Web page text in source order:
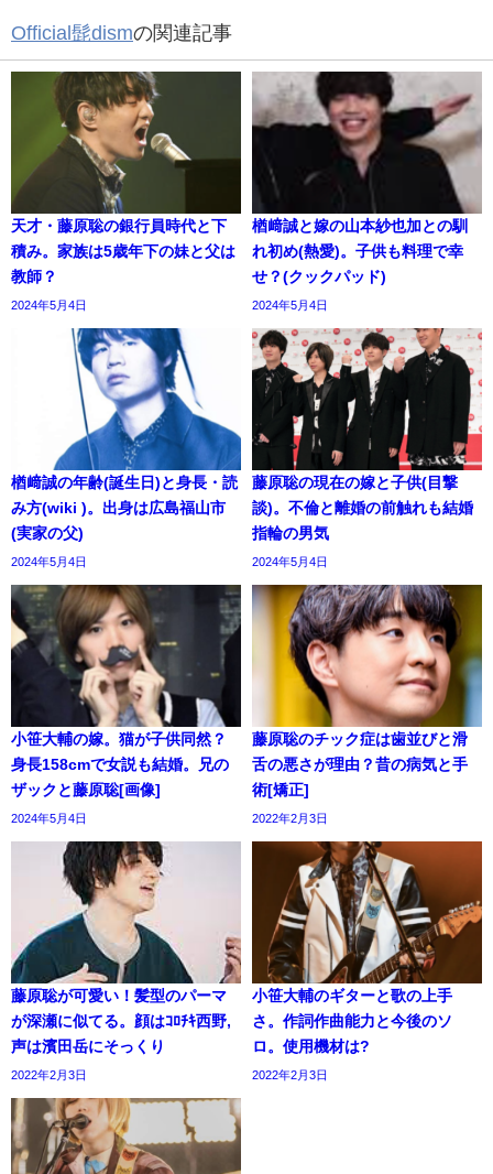
Official髭dismの関連記事
天才・藤原聡の銀行員時代と下
積み。家族は5歳年下の妹と父は
教師？
2024年5月4日
楢﨑誠と嫁の山本紗也加との馴
れ初め(熱愛)。子供も料理で幸
せ？(クックパッド)
2024年5月4日
楢﨑誠の年齢(誕生日)と身長・読
み方(wiki )。出身は広島福山市
(実家の父)
2024年5月4日
藤原聡の現在の嫁と子供(目撃
談)。不倫と離婚の前触れも結婚
指輪の男気
2024年5月4日
小笹大輔の嫁。猫が子供同然？
身長158cmで女説も結婚。兄の
ザックと藤原聡[画像]
2024年5月4日
藤原聡のチック症は歯並びと滑
舌の悪さが理由？昔の病気と手
術[矯正]
2022年2月3日
藤原聡が可愛い！髪型のパーマ
が深瀬に似てる。顔はｺﾛﾁｷ西野,
声は濱田岳にそっくり
2022年2月3日
小笹大輔のギターと歌の上手
さ。作詞作曲能力と今後のソ
ロ。使用機材は?
2022年2月3日